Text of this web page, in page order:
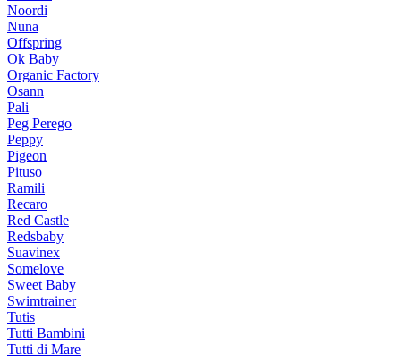
Noordi
Nuna
Offspring
Ok Baby
Organic Factory
Osann
Pali
Peg Perego
Peppy
Pigeon
Pituso
Ramili
Recaro
Red Castle
Redsbaby
Suavinex
Somelove
Sweet Baby
Swimtrainer
Tutis
Tutti Bambini
Tutti di Mare